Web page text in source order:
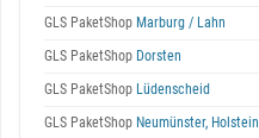
GLS PaketShop Marburg / Lahn
GLS PaketShop Dorsten
GLS PaketShop Lüdenscheid
GLS PaketShop Neumünster, Holstein